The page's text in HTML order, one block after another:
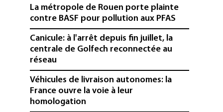
La métropole de Rouen porte plainte
contre BASF pour pollution aux PFAS
Canicule: à l'arrêt depuis fin juillet, la
centrale de Golfech reconnectée au
réseau
Véhicules de livraison autonomes: la
France ouvre la voie à leur
homologation